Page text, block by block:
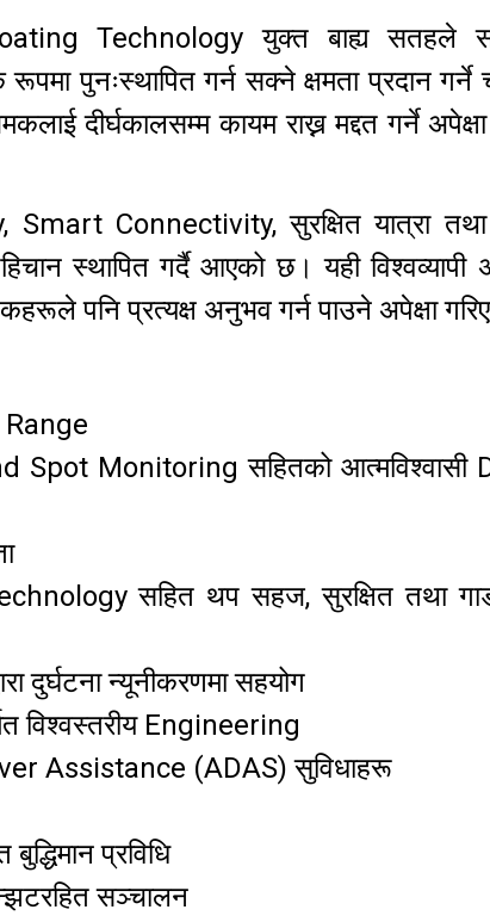
Technology युक्त बाह्य सतहले
पुनःस्थापित गर्न सक्ने क्षमता प्रदान गर्ने
दीर्घकालसम्म कायम राख्न मद्दत गर्ने
Connectivity, सुरक्षित यात्रा
स्थापित गर्दै आएको छ। यही विश्वव्यापी
पनि प्रत्यक्ष अनुभव गर्न पाउने अपेक्षा
Range
Monitoring सहितको आत्मविश्वासी
सहित थप सहज, सुरक्षित तथा
दुर्घटना न्यूनीकरणमा सहयोग
विश्वस्तरीय Engineering
Assistance (ADAS) सुविधाहरू
प्रविधि
सञ्चालन